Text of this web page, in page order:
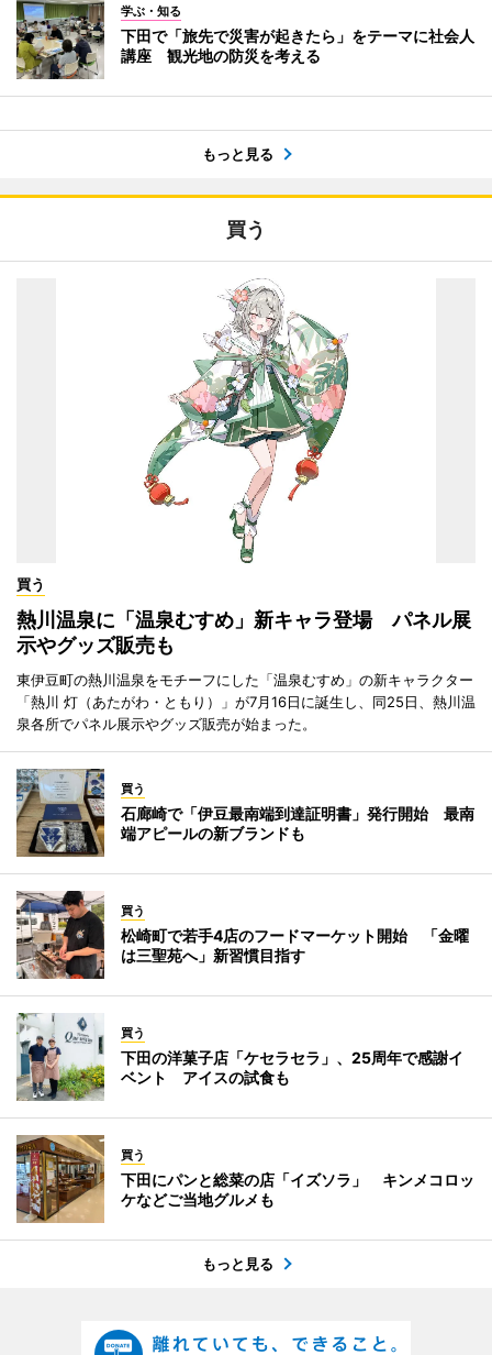
学ぶ・知る
下田で「旅先で災害が起きたら」をテーマに社会人
講座 観光地の防災を考える
もっと見る
買う
買う
熱川温泉に「温泉むすめ」新キャラ登場 パネル展
示やグッズ販売も
東伊豆町の熱川温泉をモチーフにした「温泉むすめ」の新キャラクター
「熱川 灯（あたがわ・ともり）」が7月16日に誕生し、同25日、熱川温
泉各所でパネル展示やグッズ販売が始まった。
買う
石廊崎で「伊豆最南端到達証明書」発行開始 最南
端アピールの新ブランドも
買う
松崎町で若手4店のフードマーケット開始 「金曜
は三聖苑へ」新習慣目指す
買う
下田の洋菓子店「ケセラセラ」、25周年で感謝イ
ベント アイスの試食も
買う
下田にパンと総菜の店「イズソラ」 キンメコロッ
ケなどご当地グルメも
もっと見る